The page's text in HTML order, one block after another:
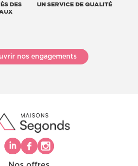
DES
UN SERVICE DE QUALITÉ
nos engagements